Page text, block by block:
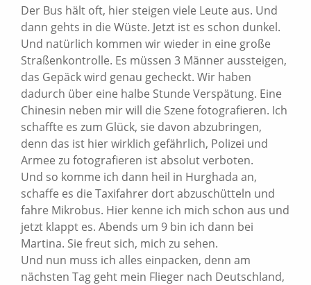
Der Bus hält oft, hier steigen viele Leute aus. Und
dann gehts in die Wüste. Jetzt ist es schon dunkel.
Und natürlich kommen wir wieder in eine große
Straßenkontrolle. Es müssen 3 Männer aussteigen,
das Gepäck wird genau gecheckt. Wir haben
dadurch über eine halbe Stunde Verspätung. Eine
Chinesin neben mir will die Szene fotografieren. Ich
schaffte es zum Glück, sie davon abzubringen,
denn das ist hier wirklich gefährlich, Polizei und
Armee zu fotografieren ist absolut verboten.
Und so komme ich dann heil in Hurghada an,
schaffe es die Taxifahrer dort abzuschütteln und
fahre Mikrobus. Hier kenne ich mich schon aus und
jetzt klappt es. Abends um 9 bin ich dann bei
Martina. Sie freut sich, mich zu sehen.
Und nun muss ich alles einpacken, denn am
nächsten Tag geht mein Flieger nach Deutschland,